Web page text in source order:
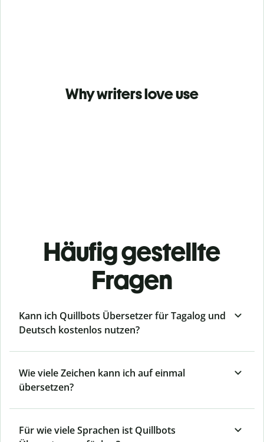
Why writers love use
Häufig gestellte
Fragen
Kann ich Quillbots Übersetzer für Tagalog und
Deutsch kostenlos nutzen?
Wie viele Zeichen kann ich auf einmal
übersetzen?
Für wie viele Sprachen ist Quillbots